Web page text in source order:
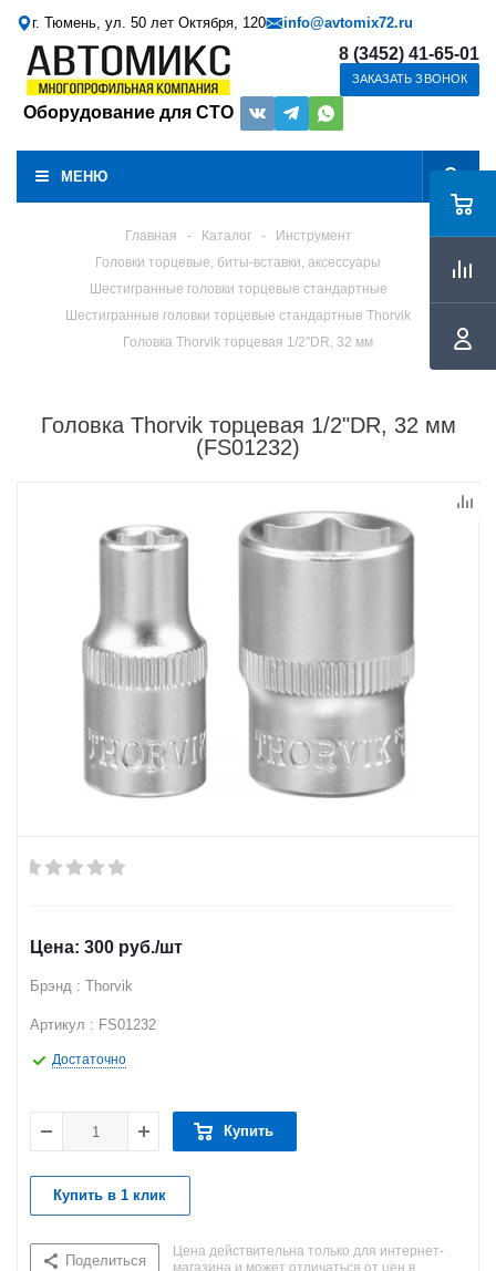
г. Тюмень, ул. 50 лет Октября, 120 info@avtomix72.ru
Оборудование для СТО
8 (3452) 41-65-01
ЗАКАЗАТЬ ЗВОНОК
МЕНЮ
Главная - Каталог -
Инструмент
Головки торцевые, биты-вставки, аксессуары
Шестигранные головки торцевые стандартные
Шестигранные головки торцевые стандартные Thorvik
Головка Thorvik торцевая 1/2"DR, 32 мм
Головка Thorvik торцевая 1/2"DR, 32 мм
(FS01232)
300 руб./шт
Брэнд : Thorvik
Артикул : FS01232
Достаточно
Купить
Купить в 1 клик
Поделиться
Цена действительна только для интернет-
магазина и может отличаться от цен в